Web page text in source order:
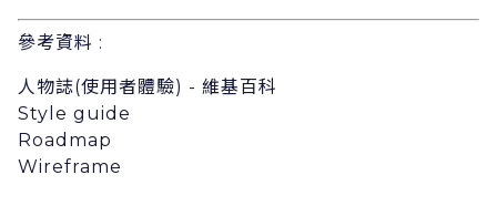
參考資料 :
⼈物誌(使⽤者體驗) - 維基百科
Style guide
Roadmap
Wireframe